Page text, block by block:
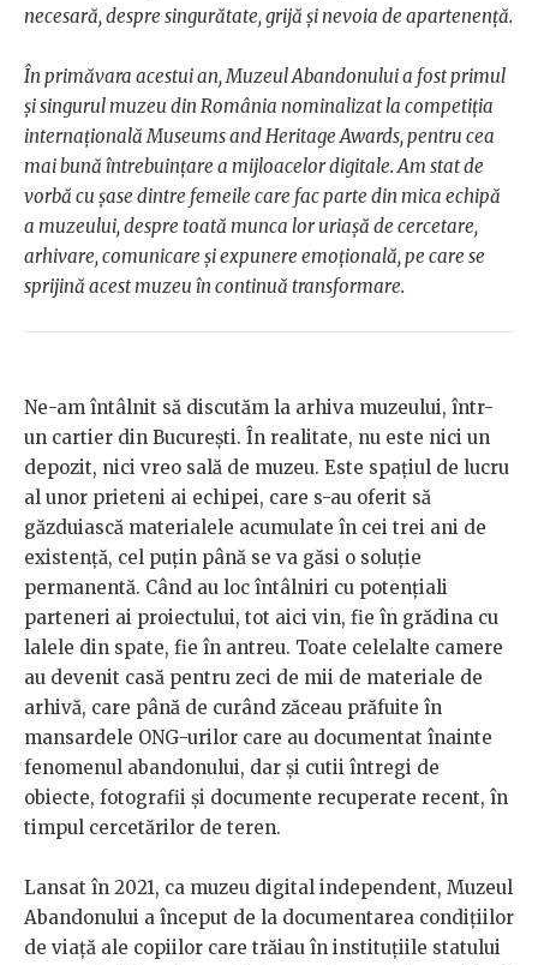
necesară, despre singurătate, grijă și nevoia de apartenență.
În primăvara acestui an, Muzeul Abandonului a fost primul
și singurul muzeu din România nominalizat la competiția
internațională Museums and Heritage Awards, pentru cea
mai bună întrebuințare a mijloacelor digitale. Am stat de
vorbă cu șase dintre femeile care fac parte din mica echipă
a muzeului, despre toată munca lor uriașă de cercetare,
arhivare, comunicare și expunere emoțională, pe care se
sprijină acest muzeu în continuă transformare.
Ne-am întâlnit să discutăm la arhiva muzeului, într-
un cartier din București. În realitate, nu este nici un
depozit, nici vreo sală de muzeu. Este spațiul de lucru
al unor prieteni ai echipei, care s-au oferit să
găzduiască materialele acumulate în cei trei ani de
existență, cel puțin până se va găsi o soluție
permanentă. Când au loc întâlniri cu potențiali
parteneri ai proiectului, tot aici vin, fie în grădina cu
lalele din spate, fie în antreu. Toate celelalte camere
au devenit casă pentru zeci de mii de materiale de
arhivă, care până de curând zăceau prăfuite în
mansardele ONG-urilor care au documentat înainte
fenomenul abandonului, dar și cutii întregi de
obiecte, fotografii și documente recuperate recent, în
timpul cercetărilor de teren.
Lansat în 2021, ca muzeu digital independent, Muzeul
Abandonului a început de la documentarea condițiilor
de viață ale copiilor care trăiau în instituțiile statului